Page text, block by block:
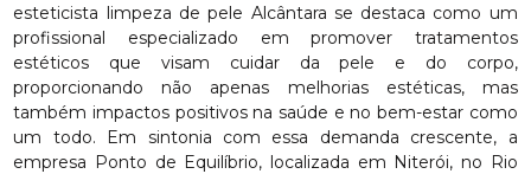
esteticista limpeza de pele Alcântara se destaca como um
profissional especializado em promover tratamentos
estéticos que visam cuidar da pele e do corpo,
proporcionando não apenas melhorias estéticas, mas
também impactos positivos na saúde e no bem-estar como
um todo. Em sintonia com essa demanda crescente, a
empresa Ponto de Equilíbrio, localizada em Niterói, no Rio